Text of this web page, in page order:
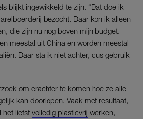
blijkt ingewikkeld te zijn. “Dat doe ik
bezocht. Daar kon ik alleen
die zijn nu nog boven mijn budget.
meestal uit China en worden meestal
Daar sta ik niet achter, dus gebruik
om erachter te komen hoe ze alle
kan doorlopen. Vaak met resultaat,
het liefst volledig plasticvrij werken,